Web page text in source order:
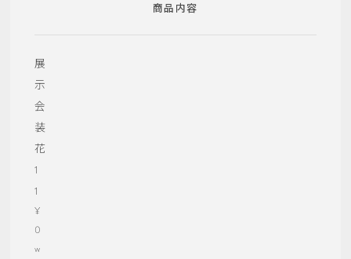
商品内容
展
示
会
装
花
1
1
¥
0
w